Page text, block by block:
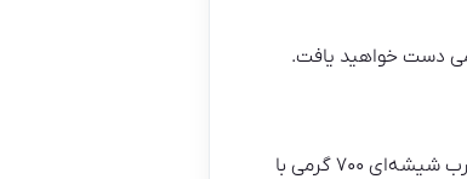
تکیه بر استفاده از فرآیندهای تولید بهینه و بهره‌وری بالا، ما توانسته‌ایم هزینه تولید را به حداقل برسانیم و در نتیجه رب شیشه‌ای ۷۰۰ گرمی با